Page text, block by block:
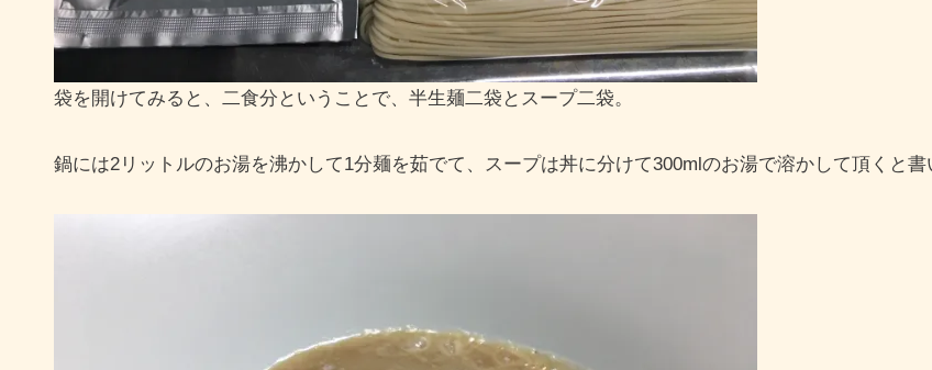
袋を開けてみると、二食分ということで、半生麺二袋とスープ二袋。
鍋には2リットルのお湯を沸かして1分麺を茹でて、スープは丼に分けて300mlのお湯で溶かして頂くと書